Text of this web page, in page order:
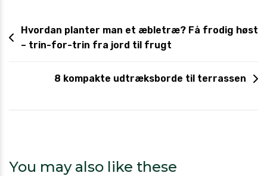
Hvordan planter man et æbletræ? Få frodig høst
– trin-for-trin fra jord til frugt
8 kompakte udtræksborde til terrassen
You may also like these